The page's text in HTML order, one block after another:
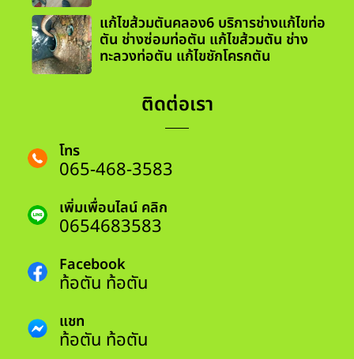
แก้ไขส้วมตันคลอง6 บริการช่างแก้ไขท่อ
ตัน ช่างซ่อมท่อตัน แก้ไขส้วมตัน ช่าง
ทะลวงท่อตัน แก้ไขชักโครกตัน
ติดต่อเรา
โทร
065-468-3583
เพิ่มเพื่อนไลน์ คลิก
0654683583
Facebook
ท้อตัน ท้อตัน
แชท
ท้อตัน ท้อตัน